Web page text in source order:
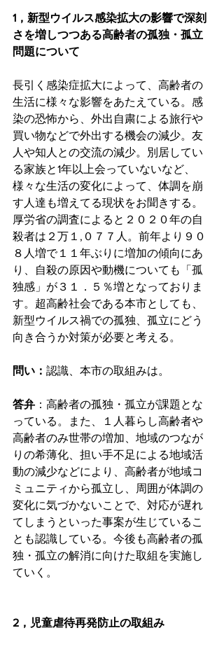
1，新型ウイルス感染拡大の影響で深刻
さを増しつつある高齢者の孤独・孤立
問題について
長引く感染症拡大によって、高齢者の
生活に様々な影響をあたえている。感
染の恐怖から、外出自粛による旅行や
買い物などで外出する機会の減少。友
人や知人との交流の減少。別居してい
る家族と1年以上会っていないなど、
様々な生活の変化によって、体調を崩
す人達も増えてる現状をお聞きする。
厚労省の調査によると２０２０年の自
殺者は２万１,０７７人。前年より９０
８人増で１１年ぶりに増加の傾向にあ
り、自殺の原因や動機についても「孤
独感」が３１．５％増となっておりま
す。超高齢社会である本市としても、
新型ウイルス禍での孤独、孤立にどう
向き合うか対策が必要と考える。
問い： 認識、本市の取組みは。
答弁 ：高齢者の孤独・孤立が課題とな
っている。また、１人暮らし高齢者や
高齢者のみ世帯の増加、地域のつなが
りの希薄化、担い手不足による地域活
動の減少などにより、高齢者が地域コ
ミュニティから孤立し、周囲が体調の
変化に気づかないことで、対応が遅れ
てしまうといった事案が生じているこ
とも認識している。今後も高齢者の孤
独・孤立の解消に向けた取組を実施し
ていく。
2，児童虐待再発防止の取組み